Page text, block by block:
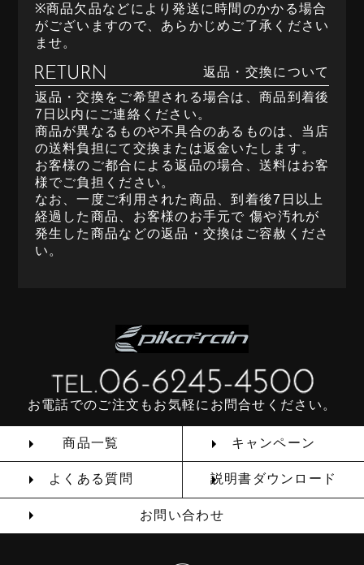
※商品欠品などにより発送に時間のかかる場合
がございますので、あらかじめご了承ください
ませ。
返品・交換について
返品・交換をご希望される場合は、商品到着後
7日以内にご連絡ください。
商品が異なるものや不具合のあるものは、当店
の送料負担にて交換または返金いたします。
お客様のご都合による返品の場合、送料はお客
様でご負担ください。
なお、一度ご利用された商品、到着後7日以上
経過した商品、お客様のお手元で 傷や汚れが
発生した商品などの返品・交換はご容赦くださ
い。
お電話でのご注文もお気軽にお問合せください。
商品一覧 キャンペーン
よくある質問 説明書ダウンロード
お問い合わせ